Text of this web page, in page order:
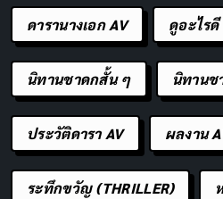
เพื่อสืบสวนเบื้องหลังการฆาตกร
เชื่อมโยงกับครอบครัวเวย์น
ท่ามกลางความมืดมนของเมือง
กับปัญหาภายในจิตใจและความจ
อดีตของเขา ในขณะเดียวกัน เข
แคทวูแมน ผู้ซึ่งมีบทบาทสำคัญใ
ดารานางเอก AV ดูอะไรดี
นิทานชาดกสั้น ๆ นิทานช
ประวัติดารา AV ผลงาน
ระทึกขวัญ (THRILLER)